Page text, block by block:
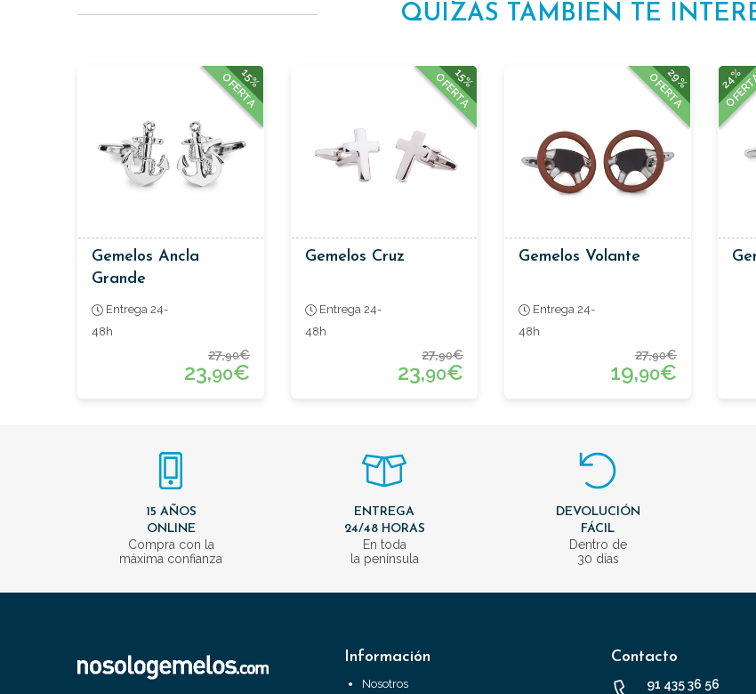
QUIZÁS TAMBIÉN TE
15%
OFERTA
Gemelos Ancla
Grande
Entrega 24-
48h
27,90€
23,90€
15%
OFERTA
Gemelos Cruz
Entrega 24-
48h
27,90€
23,90€
29%
OFERTA
Gemelos Volante
Entrega 24-
48h
27,90€
19,90€
24%
15 AÑOS
ONLINE
Compra con la
máxima confianza
ENTREGA
24/48 HORAS
En toda
la península
DEVOLUCIÓN
FÁCIL
Dentro de
30 días
Información
Nosotros
Contacto
91 435 36 56